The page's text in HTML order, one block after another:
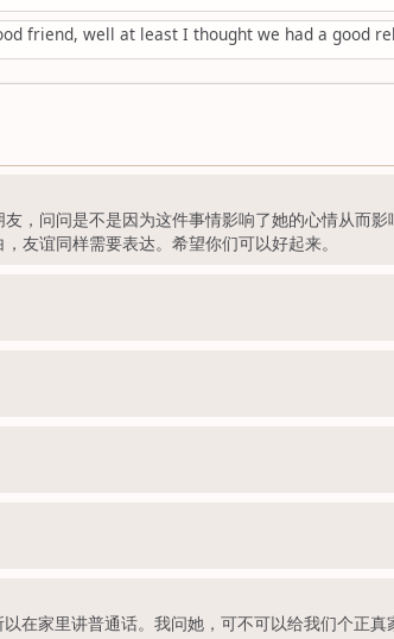
friend, well at least I thought we had a good
，问问是不是因为这件事情影响了她的心情从而
友谊同样需要表达。希望你们可以好起来。
在家里讲普通话。我问她，可不可以给我们个正